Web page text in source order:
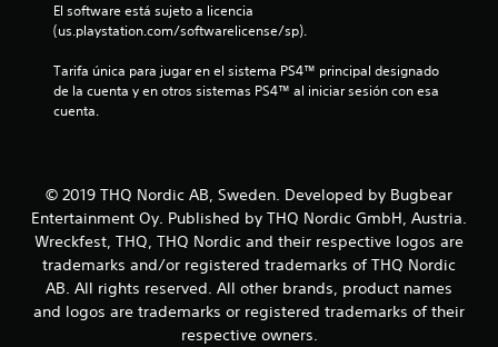
e
l
a
s
e
n
El software está sujeto a licencia
(us.playstation.com/softwarelicense/sp).
Tarifa única para jugar en el sistema PS4™ principal designado
de la cuenta y en otros sistemas PS4™ al iniciar sesión con esa
cuenta.
© 2019 THQ Nordic AB, Sweden. Developed by Bugbear
Entertainment Oy. Published by THQ Nordic GmbH, Austria.
Wreckfest, THQ, THQ Nordic and their respective logos are
trademarks and/or registered trademarks of THQ Nordic
AB. All rights reserved. All other brands, product names
and logos are trademarks or registered trademarks of their
respective owners.